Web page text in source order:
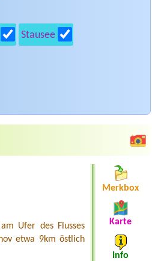
Stausee
Ufer des Flusses
etwa 9km östlich
Merkbox
Karte
Info